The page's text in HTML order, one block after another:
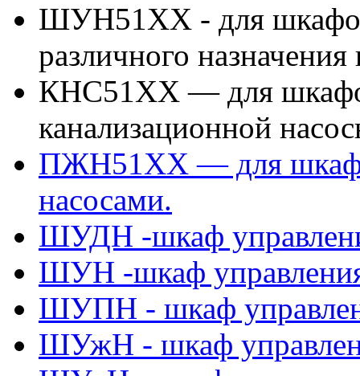
ШУН51ХХ - для
различного
КНС51ХХ — для
канализационной
ПЖН51ХХ — для
насосами.
ШУДН -шкаф
ШУН -шкаф
ШУПН - шкаф
ШУжН - шкаф